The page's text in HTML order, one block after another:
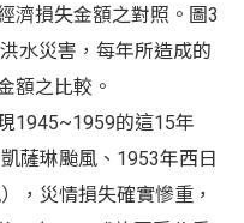
濟損失金額之對照。圖3
水災害，每年所造成的
額之比較。
1945~1959的這15年
薩琳颱風、1953年西日
，災情損失確實慘重，